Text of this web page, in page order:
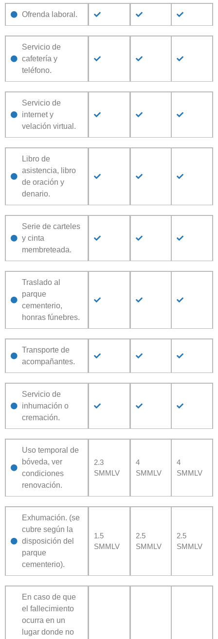
Ofrenda laboral.
Servicio de
cafetería y
teléfono.
Servicio de
internet y
velación virtual.
Libro de
asistencia, libro
de oración y
denario.
Serie de carteles
y cinta
membreteada.
Traslado al
parque
cementerio,
honras fúnebres.
Transporte de
acompañantes.
Servicio de
inhumación o
cremación.
Uso temporal de
bóveda, ver
condiciones
renovación.
2.3
SMMLV
4
SMMLV
4
SMMLV
Exhumación. (se
cubre según la
disposición del
parque
cementerio).
1.5
SMMLV
2.5
SMMLV
2.5
SMMLV
En caso de que
el fallecimiento
ocurra en un
lugar donde no